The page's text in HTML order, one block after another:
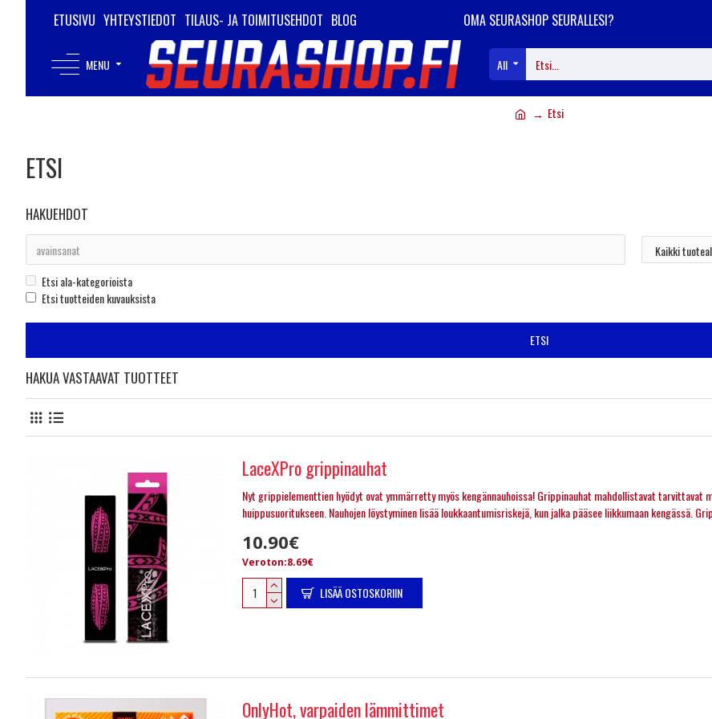
ETUSIVU YHTEYSTIEDOT TILAUS- JA TOIMITUSEHDOT BLOG OMA SEURASHOP SEURALLESI?
MENU All
Etsi
ETSI
HAKUEHDOT
Etsi ala-kategorioista
Etsi tuotteiden kuvauksista
ETSI
HAKUA VASTAAVAT TUOTTEET
LaceXPro grippinauhat
Nyt grippielementtien hyödyt ovat ymmärretty myös kengännauhoissa! Grippinauhat mahdollistavat tarvittavat
huippusuoritukseen. Nauhojen löystyminen lisää loukkaantumisriskejä, kun jalka pääsee liikkumaan kengässä.
10.90€
Veroton:8.69€
LISÄÄ OSTOSKORIIN
OnlyHot, varpaiden lämmittimet